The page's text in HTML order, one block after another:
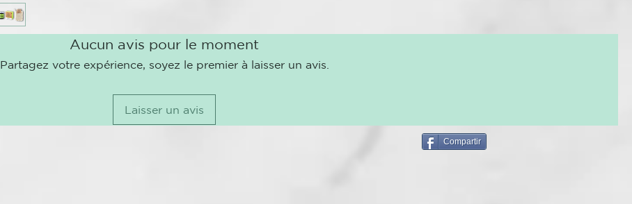
Aucun avis pour le moment
Partagez votre expérience, soyez le premier à laisser un avis.
Laisser un avis
Compartir